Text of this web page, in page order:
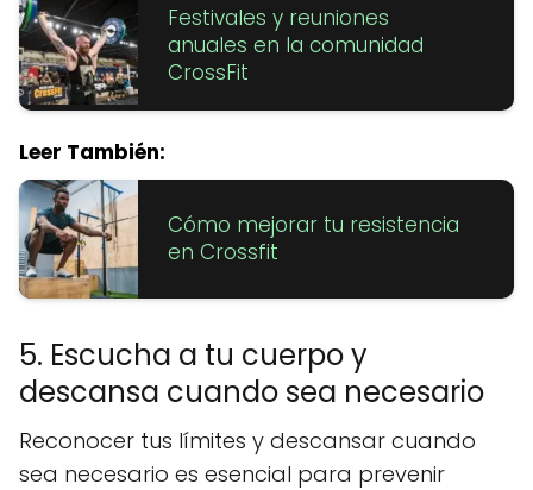
Festivales y reuniones
anuales en la comunidad
CrossFit
Leer También:
Cómo mejorar tu resistencia
en Crossfit
5. Escucha a tu cuerpo y
descansa cuando sea necesario
Reconocer tus límites y descansar cuando
sea necesario es esencial para prevenir